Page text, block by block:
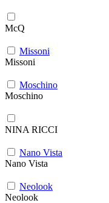
McQ
Missoni
Missoni
Moschino
Moschino
NINA RICCI
Nano Vista
Nano Vista
Neolook
Neolook